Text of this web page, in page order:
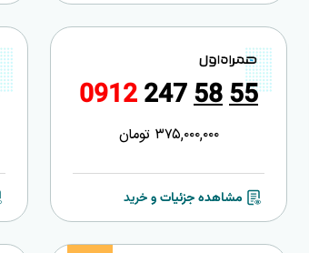
09122475855
375,000,000 تومان
مشاهده جزئیات و خرید